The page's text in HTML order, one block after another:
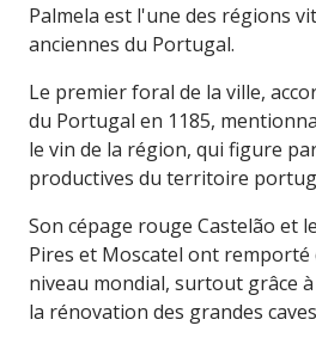
Palmela est l'une des régions
anciennes du Portugal.
Le premier foral de la ville,
du Portugal en 1185,
le vin de la région, qui figure
productives du territoire
Son cépage rouge Castelão et
Pires et Moscatel ont
niveau mondial, surtout grâce
la rénovation des grandes